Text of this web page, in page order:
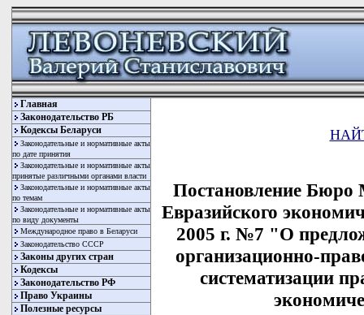
Главная
Законодательство РБ
Кодексы Беларуси
Законодательные и нормативные акты
по дате принятия
Законодательные и нормативные акты
принятые различными органами власти
Законодательные и нормативные акты
по темам
Законодательные и нормативные акты
по виду документы
Международное право в Беларуси
Законодательство СССР
Законы других стран
Кодексы
Законодательство РФ
Право Украины
Полезные ресурсы
Постановление Бюро
Евразийского
2005 г. №7 "О
организационно-
систематизации